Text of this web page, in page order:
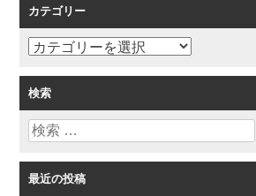
シ
ョ
ン
カテゴリー
カ
ゴ
リ
ー
検索
検
最近の投稿